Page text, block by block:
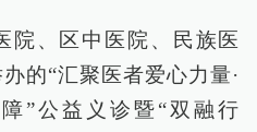
院、区中医院、民族医
的“汇聚医者爱心力量·
”公益义诊暨“双融行